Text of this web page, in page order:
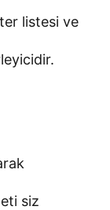
listesi ve
siz